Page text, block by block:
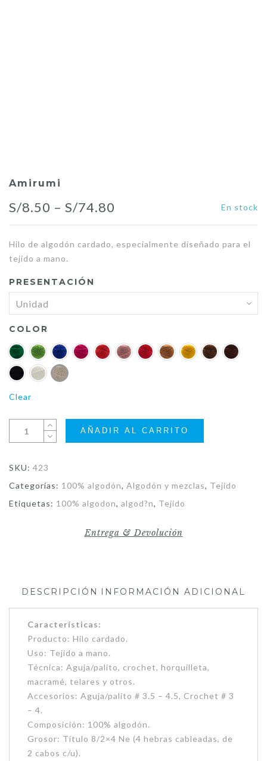
Amirumi
S/8.50 – S/74.80
range:
S/8.50
S/74.80
En stock
Hilo de algodón cardado, especialmente diseñado para el
tejido a mano.
PRESENTACIÓN
COLOR
Clear
AÑADIR AL CARRITO
SKU: 423
Categorías: 100% algodón, Algodón y mezclas, Tejido
Etiquetas: 100% algodon, algod?n, Tejido
Entrega & Devolución
DESCRIPCIÓN INFORMACIÓN ADICIONAL
Características:
Producto: Hilo cardado.
Uso: Tejido a mano.
Técnica: Aguja/palito, crochet, horquilleta,
macramé, telares y otros.
Accesorios: Aguja/palito # 3.5 – 4.5, Crochet # 3
– 4.
Composición: 100% algodón.
Grosor: Título 8/2×4 Ne (4 hebras cableadas, de
2 cabos c/u).